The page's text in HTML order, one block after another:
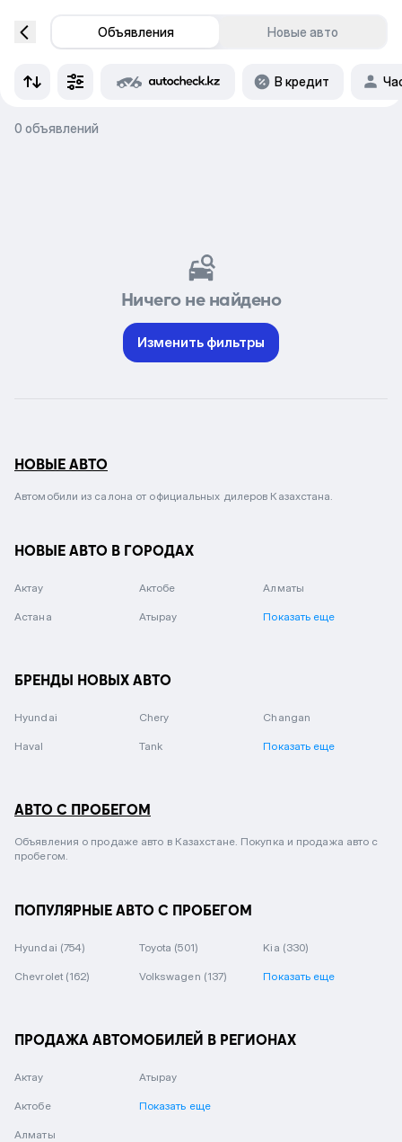
Объявления Новые авто
В кредит
0 объявлений
Ничего не найдено
Изменить фильтры
НОВЫЕ АВТО
Автомобили из салона от официальных дилеров Казахстана.
НОВЫЕ АВТО В ГОРОДАХ
Актау Актобе Алматы
Астана Атырау Показать еще
БРЕНДЫ НОВЫХ АВТО
Hyundai Chery Changan
Haval Tank Показать еще
АВТО С ПРОБЕГОМ
Объявления о продаже авто в Казахстане. Покупка и продажа авто с
пробегом.
ПОПУЛЯРНЫЕ АВТО С ПРОБЕГОМ
Hyundai (754) Toyota (501) Kia (330)
Chevrolet (162) Volkswagen (137) Показать еще
ПРОДАЖА АВТОМОБИЛЕЙ В РЕГИОНАХ
Актау
Актобе
Алматы
Атырау
Показать еще